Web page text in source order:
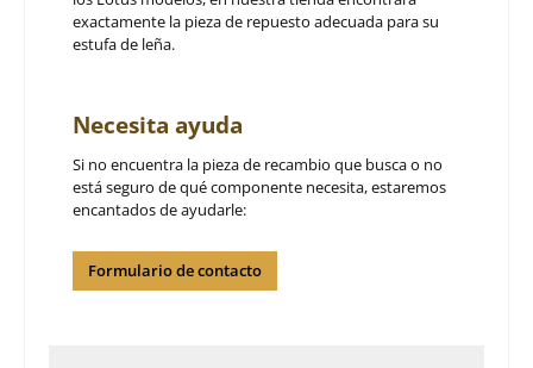
exactamente la pieza de repuesto adecuada para su
estufa de leña.
Necesita ayuda
Si no encuentra la pieza de recambio que busca o no
está seguro de qué componente necesita, estaremos
encantados de ayudarle:
Formulario de contacto